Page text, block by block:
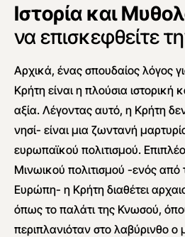
Ιστορία και
να επισκεφθείτε
Αρχικά, ένας σπουδαίος λόγος
Κρήτη είναι η πλούσια ιστορική
αξία. Λέγοντας αυτό, η Κρήτη
νησί- είναι μια ζωντανή
ευρωπαϊκού πολιτισμού.
Μινωικού πολιτισμού -ενός
Ευρώπη- η Κρήτη διαθέτει
όπως το παλάτι της Κνωσού,
περιπλανιόταν στο λαβύρινθο